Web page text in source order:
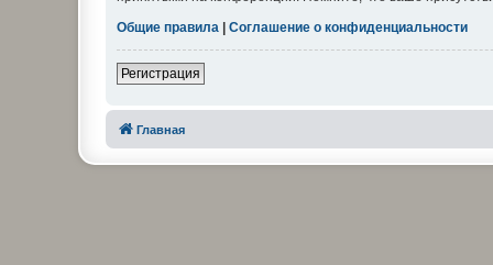
Общие правила | Соглашение о конфиденциальности
Регистрация
Главная